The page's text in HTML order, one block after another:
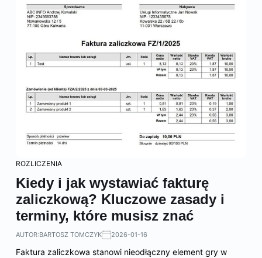
ROZLICZENIA
Kiedy i jak wystawiać fakturę
zaliczkową? Kluczowe zasady i
terminy, które musisz znać
AUTOR:BARTOSZ TOMCZYK 2026-01-16
Faktura zaliczkowa stanowi nieodłączny element gry w